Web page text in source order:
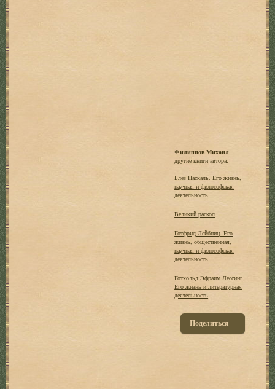
Филиппов Михаил
другие книги автора:
Блез Паскаль. Его жизнь,
научная и философская
деятельность
Великий раскол
Готфрид Лейбниц. Его
жизнь, общественная,
научная и философская
деятельность
Готхольд Эфраим Лессинг.
Его жизнь и литературная
деятельность
Поделиться